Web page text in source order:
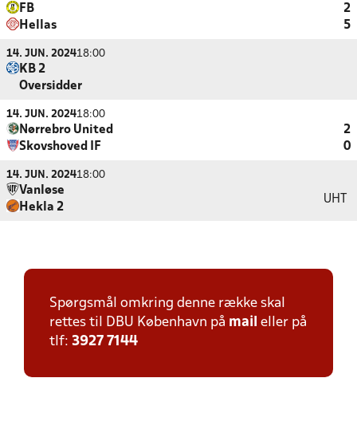
FB
2
Hellas
5
14. JUN. 202418:00
KB 2
Oversidder
14. JUN. 202418:00
Nørrebro United
2
Skovshoved IF
0
14. JUN. 202418:00
Vanløse
Hekla 2
UHT
Spørgsmål omkring denne række skal
rettes til DBU København på mail eller på
tlf: 3927 7144